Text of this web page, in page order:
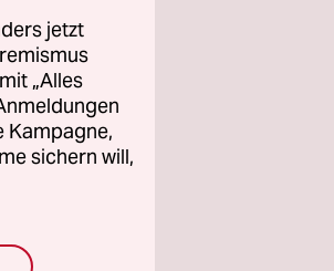
jetzt
„Alles
Kampagne,
sichern will,